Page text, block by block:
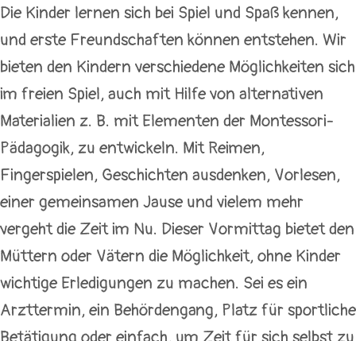
Die Kinder lernen sich bei Spiel und Spaß kennen,
und erste Freundschaften können entstehen. Wir
bieten den Kindern verschiedene Möglichkeiten sich
im freien Spiel, auch mit Hilfe von alternativen
Materialien z. B. mit Elementen der Montessori-
Pädagogik, zu entwickeln. Mit Reimen,
Fingerspielen, Geschichten ausdenken, Vorlesen,
einer gemeinsamen Jause und vielem mehr
vergeht die Zeit im Nu. Dieser Vormittag bietet den
Müttern oder Vätern die Möglichkeit, ohne Kinder
wichtige Erledigungen zu machen. Sei es ein
Arzttermin, ein Behördengang, Platz für sportliche